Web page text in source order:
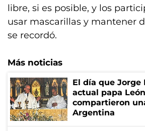
libre, si es posible, y los
usar mascarillas y mantener
se recordó.
Más noticias
El día que Jorge
actual papa
compartieron
Argentina